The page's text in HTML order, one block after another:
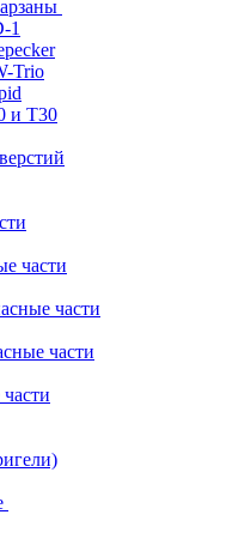
1
Trio
и Т30
части
части
части